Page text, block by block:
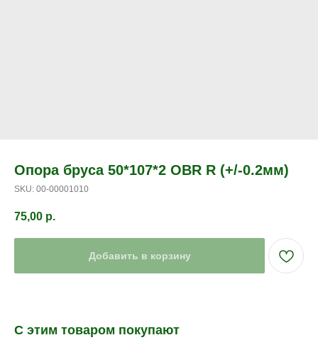
Опора бруса 50*107*2 OBR R (+/-0.2мм)
SKU: 00-00001010
75,00 р.
Добавить в корзину
С этим товаром покупают